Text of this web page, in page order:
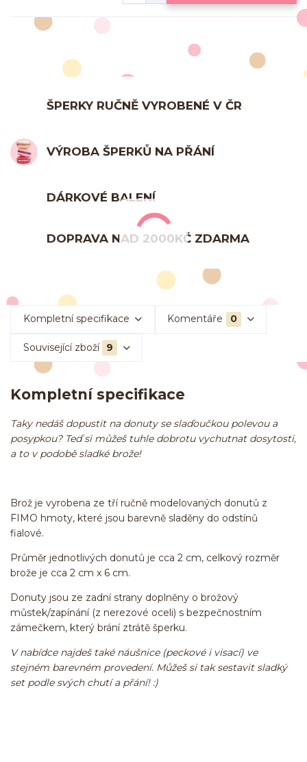
ŠPERKY RUČNĚ VYROBENÉ V ČR
VÝROBA ŠPERKŮ NA PŘÁNÍ
DÁRKOVÉ BALENÍ
DOPRAVA NAD 2000KČ ZDARMA
Kompletní specifikace Komentáře 0
Související zboží 9
Kompletní specifikace
Taky nedáš dopustit na donuty se slaďoučkou polevou a
posypkou? Teď si můžeš tuhle dobrotu vychutnat dosytosti,
a to v podobě sladké brože!
Brož je vyrobena ze tří ručně modelovaných donutů z
FIMO hmoty, které jsou barevně sladěny do odstínů
fialové.
Průměr jednotlivých donutů je cca 2 cm, celkový rozměr
brože je cca 2 cm x 6 cm.
Donuty jsou ze zadní strany doplněny o brožový
můstek/zapínání (z nerezové oceli) s bezpečnostním
zámečkem, který brání ztrátě šperku.
V nabídce najdeš také náušnice (peckové i visací) ve
stejném barevném provedení. Můžeš si tak sestavit sladký
set podle svých chutí a přání! :)